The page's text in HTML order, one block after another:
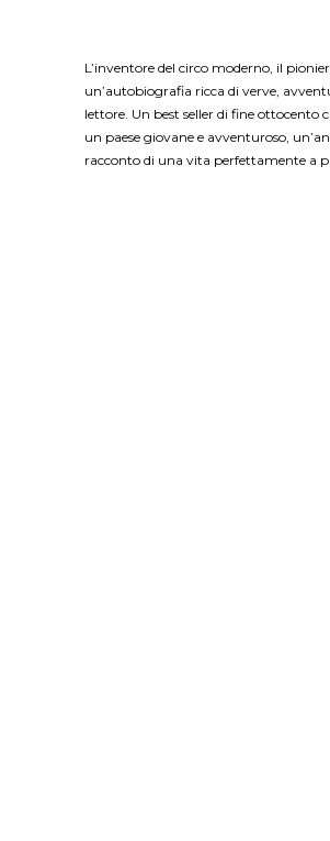
L’inventore del circo moderno, il
un’autobiografia ricca di verve,
lettore. Un best seller di fine ottocento
un paese giovane e avventuroso,
racconto di una vita perfettamente a